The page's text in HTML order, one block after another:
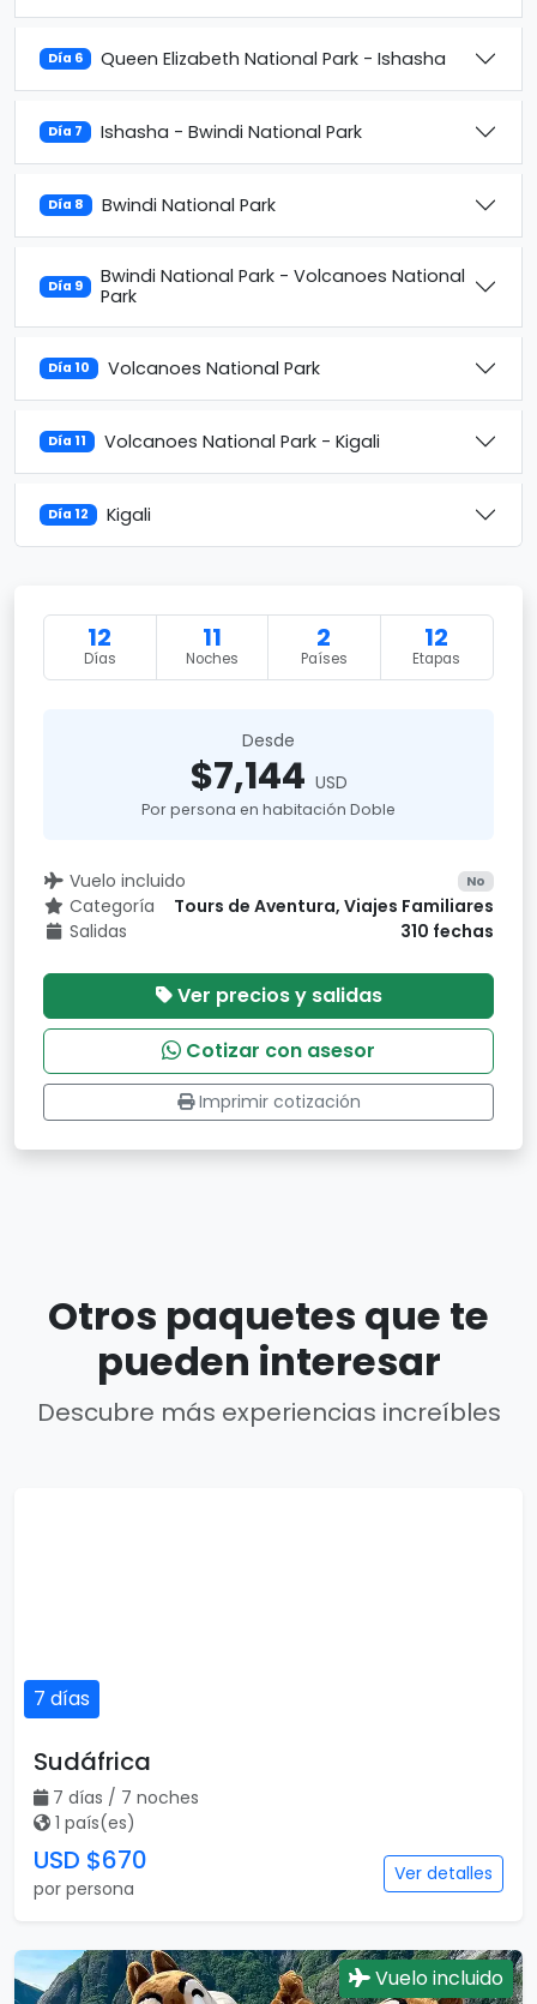
Día 6 Queen Elizabeth National Park - Ishasha
Día 7 Ishasha - Bwindi National Park
Día 8 Bwindi National Park
Día 9
Bwindi National Park - Volcanoes National
Park
Día 10 Volcanoes National Park
Día 11 Volcanoes National Park - Kigali
Día 12 Kigali
12
Días
11
Noches
2
Países
12
Etapas
Desde
$7,144 USD
Por persona en habitación Doble
Vuelo incluido No
Categoría
Tours de Aventura, Viajes Familiares
Salidas
310 fechas
Ver precios y salidas
Cotizar con asesor
Imprimir cotización
Otros paquetes que te
pueden interesar
Descubre más experiencias increíbles
7 días
Sudáfrica
7 días / 7 noches
1 país(es)
USD $670
por persona
Ver detalles
Vuelo incluido